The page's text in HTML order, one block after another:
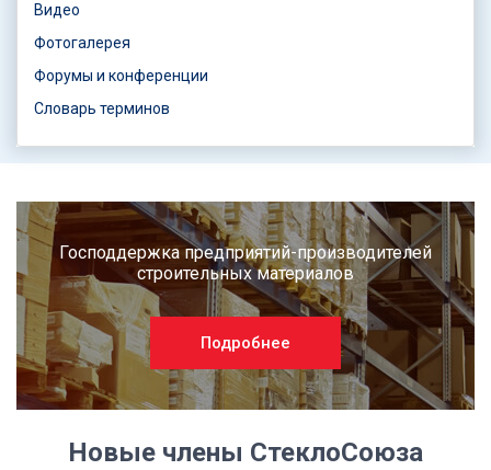
Видео
Фотогалерея
Форумы и конференции
Словарь терминов
Господдержка предприятий-производителей
строительных материалов
Подробнее
Новые члены СтеклоСоюза